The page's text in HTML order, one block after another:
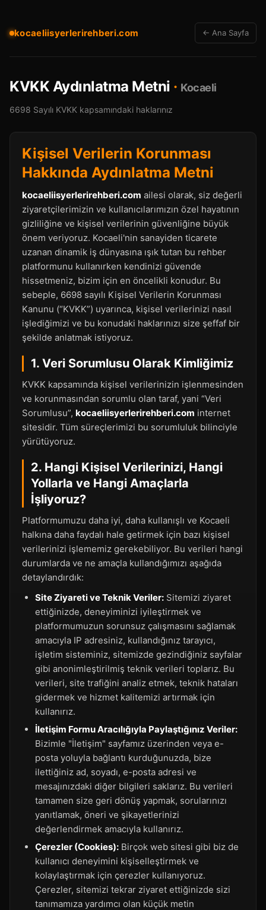
kocaeliisyerlerirehberi.com ← Ana Sayfa
KVKK Aydınlatma Metni · Kocaeli
6698 Sayılı KVKK kapsamındaki haklarınız
Kişisel Verilerin Korunması
Hakkında Aydınlatma Metni
kocaeliisyerlerirehberi.com ailesi olarak, siz değerli
ziyaretçilerimizin ve kullanıcılarımızın özel hayatının
gizliliğine ve kişisel verilerinin güvenliğine büyük
önem veriyoruz. Kocaeli'nin sanayiden ticarete
uzanan dinamik iş dünyasına ışık tutan bu rehber
platformunu kullanırken kendinizi güvende
hissetmeniz, bizim için en öncelikli konudur. Bu
sebeple, 6698 sayılı Kişisel Verilerin Korunması
Kanunu (“KVKK”) uyarınca, kişisel verilerinizi nasıl
işlediğimizi ve bu konudaki haklarınızı size şeffaf bir
şekilde anlatmak istiyoruz.
1. Veri Sorumlusu Olarak Kimliğimiz
KVKK kapsamında kişisel verilerinizin işlenmesinden
ve korunmasından sorumlu olan taraf, yani “Veri
Sorumlusu”, kocaeliisyerlerirehberi.com internet
sitesidir. Tüm süreçlerimizi bu sorumluluk bilinciyle
yürütüyoruz.
2. Hangi Kişisel Verilerinizi, Hangi
Yollarla ve Hangi Amaçlarla
İşliyoruz?
Platformumuzu daha iyi, daha kullanışlı ve Kocaeli
halkına daha faydalı hale getirmek için bazı kişisel
verilerinizi işlememiz gerekebiliyor. Bu verileri hangi
durumlarda ve ne amaçla kullandığımızı aşağıda
detaylandırdık:
Site Ziyareti ve Teknik Veriler: Sitemizi ziyaret
ettiğinizde, deneyiminizi iyileştirmek ve
platformumuzun sorunsuz çalışmasını sağlamak
amacıyla IP adresiniz, kullandığınız tarayıcı,
işletim sisteminiz, sitemizde gezindiğiniz sayfalar
gibi anonimleştirilmiş teknik verileri toplarız. Bu
verileri, site trafiğini analiz etmek, teknik hataları
gidermek ve hizmet kalitemizi artırmak için
kullanırız.
İletişim Formu Aracılığıyla Paylaştığınız Veriler:
Bizimle "İletişim" sayfamız üzerinden veya e-
posta yoluyla bağlantı kurduğunuzda, bize
ilettiğiniz ad, soyadı, e-posta adresi ve
mesajınızdaki diğer bilgileri saklarız. Bu verileri
tamamen size geri dönüş yapmak, sorularınızı
yanıtlamak, öneri ve şikayetlerinizi
değerlendirmek amacıyla kullanırız.
Çerezler (Cookies): Birçok web sitesi gibi biz de
kullanıcı deneyimini kişiselleştirmek ve
kolaylaştırmak için çerezler kullanıyoruz.
Çerezler, sitemizi tekrar ziyaret ettiğinizde sizi
tanımamıza yardımcı olan küçük metin